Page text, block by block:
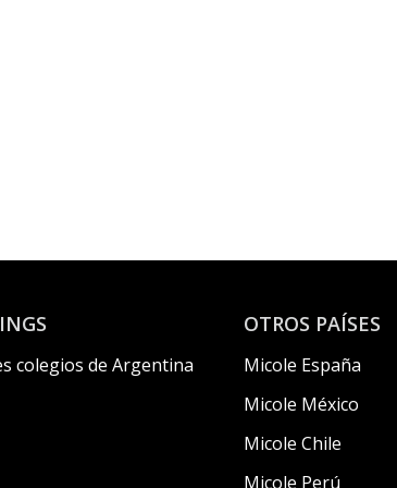
colegios de Argentina
OTROS PAÍSES
Micole España
Micole México
Micole Chile
Micole Perú